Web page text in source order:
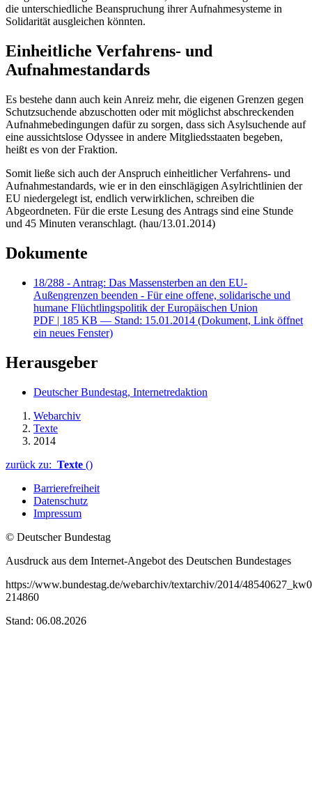
die unterschiedliche Beanspruchung ihrer Aufnahmesysteme in
Solidarität ausgleichen könnten.
Einheitliche Verfahrens- und
Aufnahmestandards
Es bestehe dann auch kein Anreiz mehr, die eigenen Grenzen gegen
Schutzsuchende abzuschotten oder mit möglichst abschreckenden
Aufnahmebedingungen dafür zu sorgen, dass sich Asylsuchende auf
eine aussichtslose Odyssee in andere Mitgliedsstaaten begeben,
heißt es von der Fraktion.
Somit ließe sich auch der Anspruch einheitlicher Verfahrens- und
Aufnahmestandards, wie er in den einschlägigen Asylrichtlinien der
EU niedergelegt ist, endlich verwirklichen, schreiben die
Abgeordneten. Für die erste Lesung des Antrags sind eine Stunde
und 45 Minuten veranschlagt. (hau/13.01.2014)
Dokumente
18/288 - Antrag: Das Massensterben an den EU-
Außengrenzen beenden - Für eine offene, solidarische und
humane Flüchtlingspolitik der Europäischen Union
PDF | 185 KB — Stand: 15.01.2014 (Dokument, Link öffnet
ein neues Fenster)
Herausgeber
Deutscher Bundestag, Internetredaktion
Webarchiv
Texte
2014
zurück zu: Texte ()
Barrierefreiheit
Datenschutz
Impressum
© Deutscher Bundestag
Ausdruck aus dem Internet-Angebot des Deutschen Bundestages
https://www.bundestag.de/webarchiv/textarchiv/2014/
214860
Stand: 06.08.2026